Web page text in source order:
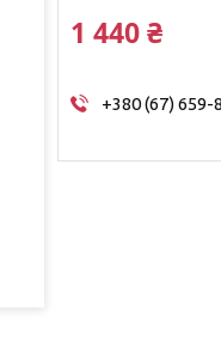
1 440 ₴
+380 (67) 659-